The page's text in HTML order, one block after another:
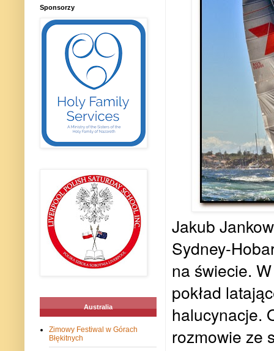
Jakub
Sydney-
na świecie.
pokład
halucynacje.
rozmowie ze
Sponsorzy
Australia
Zimowy Festiwal w Górach
Błękitnych